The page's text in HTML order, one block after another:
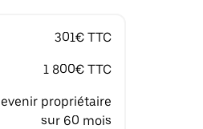
301€ TTC
1 800€ TTC
propriétaire
sur 60 mois